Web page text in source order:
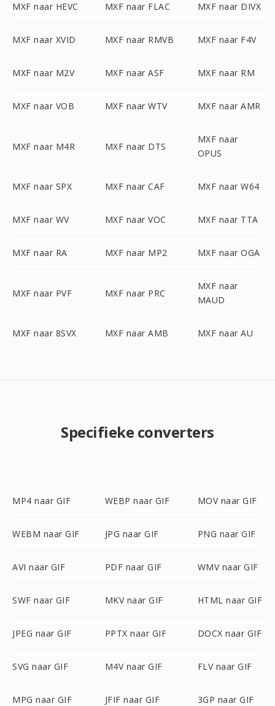
MXF naar HEVC MXF naar FLAC MXF naar DIVX
MXF naar XVID MXF naar RMVB MXF naar F4V
MXF naar M2V MXF naar ASF MXF naar RM
MXF naar VOB MXF naar WTV MXF naar AMR
MXF naar M4R MXF naar DTS
MXF naar
OPUS
MXF naar SPX MXF naar CAF MXF naar W64
MXF naar WV MXF naar VOC MXF naar TTA
MXF naar RA MXF naar MP2 MXF naar OGA
MXF naar PVF MXF naar PRC
MXF naar
MAUD
MXF naar 8SVX MXF naar AMB MXF naar AU
Specifieke converters
MP4 naar GIF WEBP naar GIF MOV naar GIF
WEBM naar GIF JPG naar GIF PNG naar GIF
AVI naar GIF PDF naar GIF WMV naar GIF
SWF naar GIF MKV naar GIF HTML naar GIF
JPEG naar GIF PPTX naar GIF DOCX naar GIF
SVG naar GIF M4V naar GIF FLV naar GIF
MPG naar GIF JFIF naar GIF 3GP naar GIF